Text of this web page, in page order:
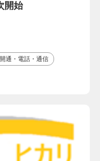
開始
通・電話・通信